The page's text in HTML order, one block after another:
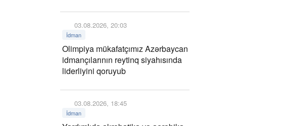
03.08.2026, 20:03
İdman
Olimpiya mükafatçımız Azərbaycan
idmançılarının reytinq siyahısında
liderliyini qoruyub
03.08.2026, 18:45
İdman